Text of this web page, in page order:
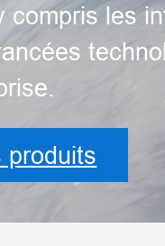
produits
compris les